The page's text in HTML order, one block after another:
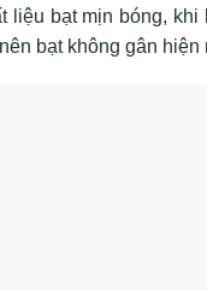
liệu bạt mịn bóng,
bạt không gân